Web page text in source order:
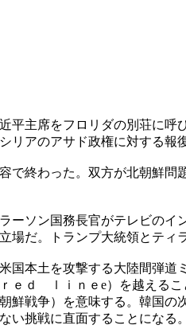
主席をフロリダの別荘に
アのアサド政権に対する報
で終わった。双方が北朝鮮
ソン国務長官がテレビの
だ。トランプ大統領とティ
本土を攻撃する大陸間弾
ｅｄ ｌｉｎｅe）を越える
戦争）を意味する。韓国
挑戦に直面することになる